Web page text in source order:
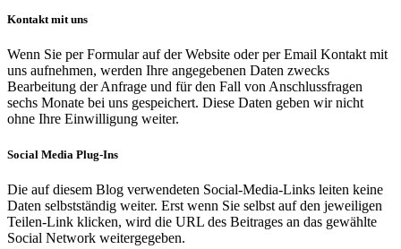
Kontakt mit uns
Wenn Sie per Formular auf der Website oder per Email Kontakt mit
uns aufnehmen, werden Ihre angegebenen Daten zwecks
Bearbeitung der Anfrage und für den Fall von Anschlussfragen
sechs Monate bei uns gespeichert. Diese Daten geben wir nicht
ohne Ihre Einwilligung weiter.
Social Media Plug-Ins
Die auf diesem Blog verwendeten Social-Media-Links leiten keine
Daten selbstständig weiter. Erst wenn Sie selbst auf den jeweiligen
Teilen-Link klicken, wird die URL des Beitrages an das gewählte
Social Network weitergegeben.